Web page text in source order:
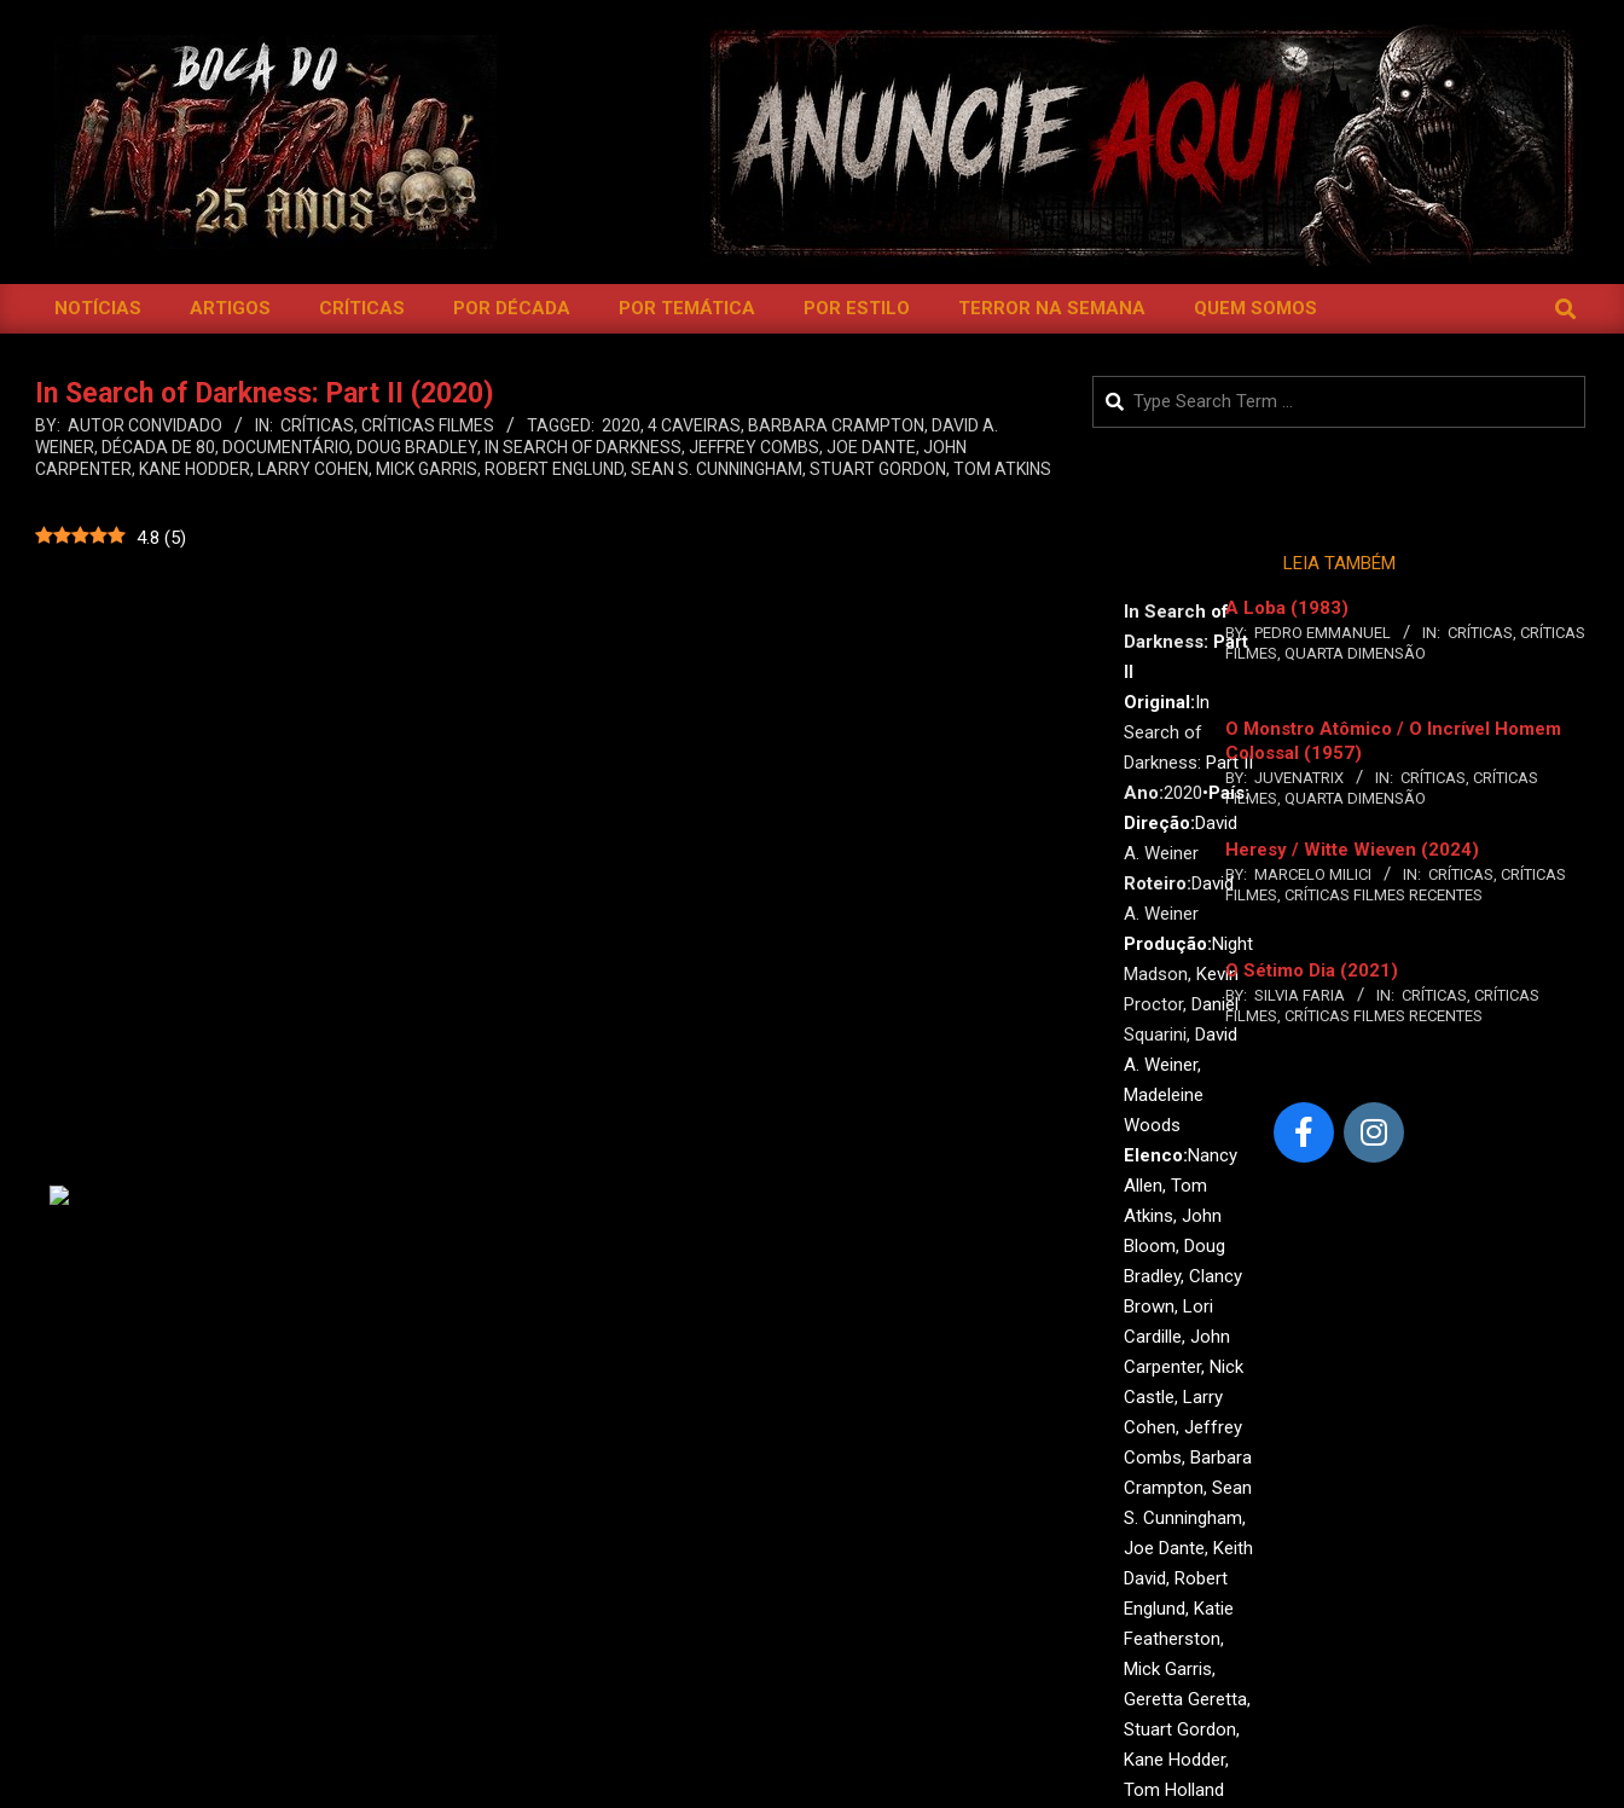
BOCA
DO
Primary
Menu
NOTÍCIAS ARTIGOS CRÍTICAS POR DÉCADA POR TEMÁTICA POR ESTILO TERROR NA SEMANA QUEM SOMOS SEARCH
In Search of Darkness: Part II (2020)
BY: AUTOR CONVIDADO IN: CRÍTICAS, CRÍTICAS FILMES TAGGED: 2020, 4 CAVEIRAS, BARBARA CRAMPTON, DAVID A.
WEINER, DÉCADA DE 80, DOCUMENTÁRIO, DOUG BRADLEY, IN SEARCH OF DARKNESS, JEFFREY COMBS, JOE DANTE, JOHN
CARPENTER, KANE HODDER, LARRY COHEN, MICK GARRIS, ROBERT ENGLUND, SEAN S. CUNNINGHAM, STUART GORDON, TOM ATKINS
4.8 (5)
In Search of
Darkness: Part
II
Original:In
Search of
Darkness: Part II
Ano:2020•País:
Direção:David
A. Weiner
Roteiro:David
A. Weiner
Produção:Night
Madson, Kevin
Proctor, Daniel
Squarini, David
A. Weiner,
Madeleine
Woods
Elenco:Nancy
Allen, Tom
Atkins, John
Bloom, Doug
Bradley, Clancy
Brown, Lori
Cardille, John
Carpenter, Nick
Castle, Larry
Cohen, Jeffrey
Combs, Barbara
Crampton, Sean
S. Cunningham,
Joe Dante, Keith
David, Robert
Englund, Katie
Featherston,
Mick Garris,
Geretta Geretta,
Stuart Gordon,
Kane Hodder,
Tom Holland
Search
LEIA TAMBÉM
A Loba (1983)
BY: PEDRO EMMANUEL IN: CRÍTICAS, CRÍTICAS
FILMES, QUARTA DIMENSÃO
O Monstro Atômico / O Incrível Homem
Colossal (1957)
BY: JUVENATRIX IN: CRÍTICAS, CRÍTICAS
FILMES, QUARTA DIMENSÃO
Heresy / Witte Wieven (2024)
BY: MARCELO MILICI IN: CRÍTICAS, CRÍTICAS
FILMES, CRÍTICAS FILMES RECENTES
O Sétimo Dia (2021)
BY: SILVIA FARIA IN: CRÍTICAS, CRÍTICAS
FILMES, CRÍTICAS FILMES RECENTES